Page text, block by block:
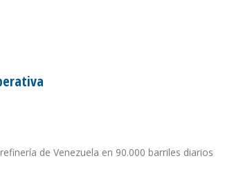
de Venezuela en 90.000 barriles diarios